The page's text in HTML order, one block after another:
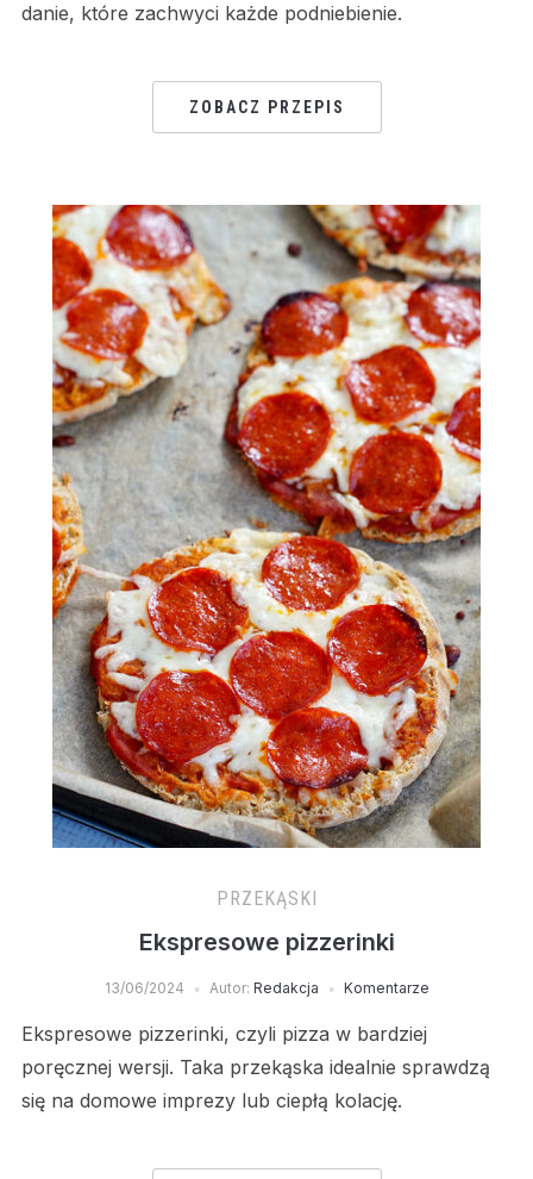
danie, które zachwyci każde podniebienie.
ZOBACZ PRZEPIS
PRZEKĄSKI
Ekspresowe pizzerinki
13/06/2024 Autor: Redakcja Komentarze
Ekspresowe pizzerinki, czyli pizza w bardziej
poręcznej wersji. Taka przekąska idealnie sprawdzą
się na domowe imprezy lub ciepłą kolację.